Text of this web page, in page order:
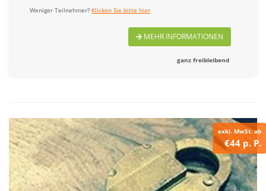
Weniger Teilnehmer? Klicken Sie bitte hier
MEHR INFORMATIONEN
ganz freibleibend
exkl. MwSt. ab
€44 p. P.